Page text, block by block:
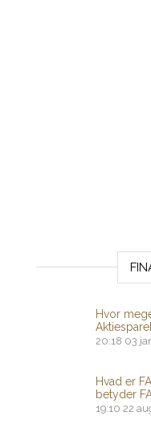
Hvor
20:18 03
Hvad er
betyder
19:10 22